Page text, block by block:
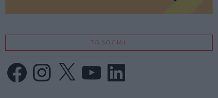
TG SOCIAL
FacebookInstagram
X LinkedIn